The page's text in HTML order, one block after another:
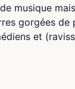
musique
gorgées de
et